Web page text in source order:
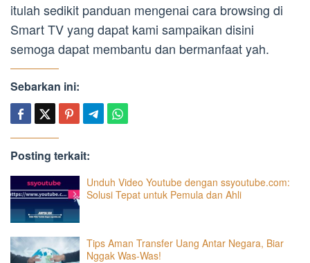
itulah sedikit panduan mengenai cara browsing di
Smart TV yang dapat kami sampaikan disini
semoga dapat membantu dan bermanfaat yah.
Sebarkan ini:
Posting terkait:
Unduh Video Youtube dengan ssyoutube.com:
Solusi Tepat untuk Pemula dan Ahli
Tips Aman Transfer Uang Antar Negara, Biar
Nggak Was-Was!